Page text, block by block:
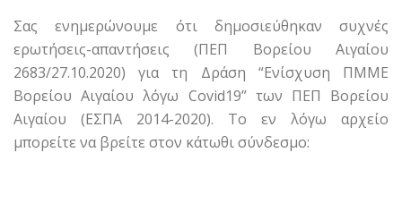
Σας ενημερώνουμε ότι δημοσιεύθηκαν συχνές
ερωτήσεις-απαντήσεις (ΠΕΠ Βορείου Αιγαίου
2683/27.10.2020) για τη Δράση “Ενίσχυση ΠΜΜΕ
Βορείου Αιγαίου λόγω Covid19” των ΠΕΠ Βορείου
Αιγαίου (ΕΣΠΑ 2014-2020). Το εν λόγω αρχείο
μπορείτε να βρείτε στον κάτωθι σύνδεσμο: